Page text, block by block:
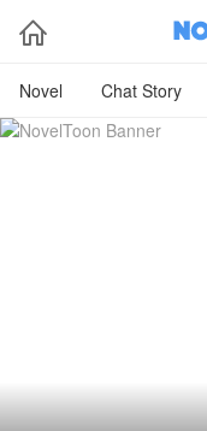

Novel Chat Story